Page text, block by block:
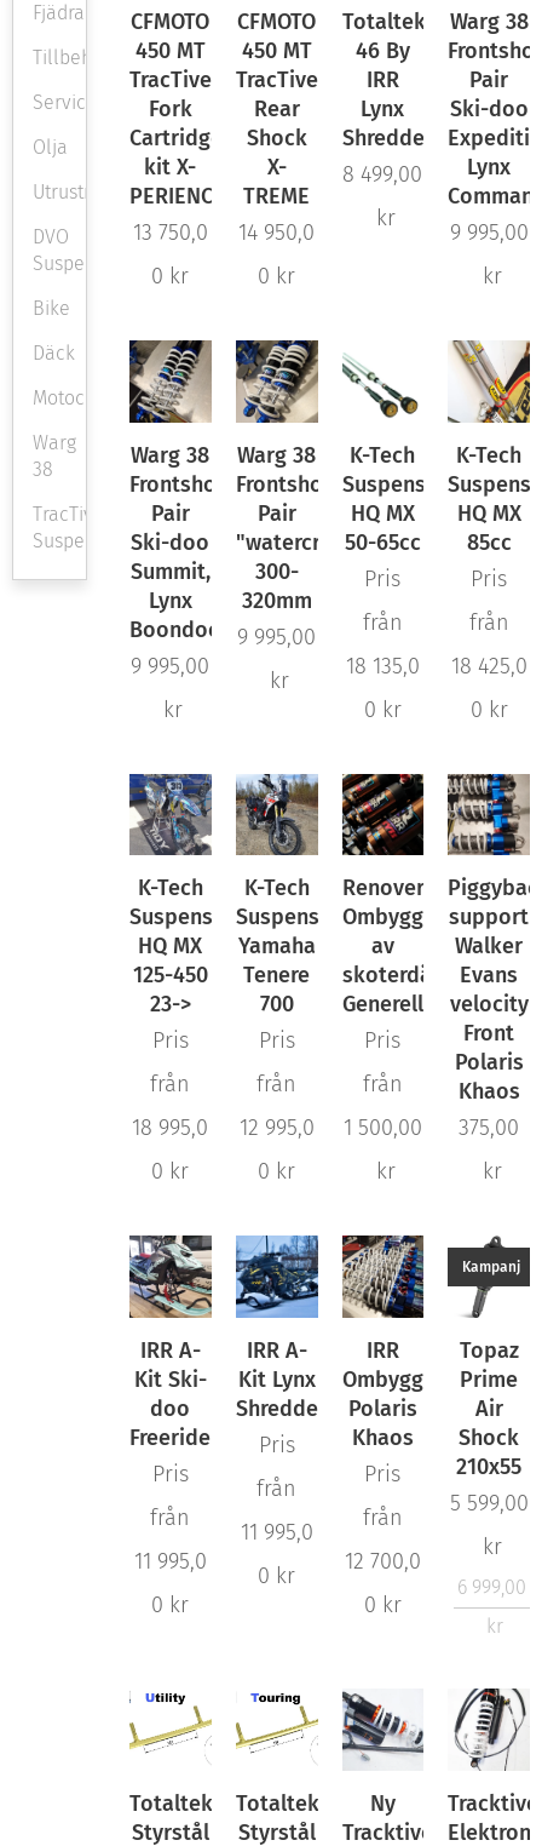
Fjädrar
Tillbehör
Service
Olja
Utrustning
DVO
Suspension
Bike
Däck
Motocross
Warg
38
TracTive
Suspension
CFMOTO
450 MT
TracTive
Fork
Cartridge
kit X-
PERIENCE
13 750,0
0 kr
CFMOTO
450 MT
TracTive
Rear
Shock
X-
TREME
14 950,0
0 kr
Totaltek
46 By
IRR
Lynx
Shredder
8 499,00
kr
Warg 38
Pair
Ski-doo
Lynx
9 995,00
kr
Warg 38
Frontshocks
Pair
Ski-doo
Summit,
Lynx
Boondocker
9 995,00
kr
Warg 38
Frontshocks
Pair
"watercross"
300-
320mm
9 995,00
kr
K-Tech
Suspension
HQ MX
50-65cc
Pris
från
18 135,0
0 kr
K-Tech
HQ MX
85cc
Pris
från
18 425,0
0 kr
K-Tech
Suspension
HQ MX
125-450
23->
Pris
från
18 995,0
0 kr
K-Tech
Suspension
Yamaha
Tenere
700
Pris
från
12 995,0
0 kr
Renovering/
Ombyggnad
av
skoterdämpare
Generell
Pris
från
1 500,00
kr
support
Walker
Evans
velocity
Front
Polaris
Khaos
375,00
kr
IRR A-
Kit Ski-
doo
Freeride
Pris
från
11 995,0
0 kr
IRR A-
Kit Lynx
Shredder
Pris
från
11 995,0
0 kr
IRR
Ombyggnation
Polaris
Khaos
Pris
från
12 700,0
0 kr
Topaz
Prime
Air
Shock
210x55
Kampanj
5 599,00
kr
6 999,00
kr
Totaltek
Styrstål
Totaltek
Styrstål
Ny
Tracktive
Tracktive